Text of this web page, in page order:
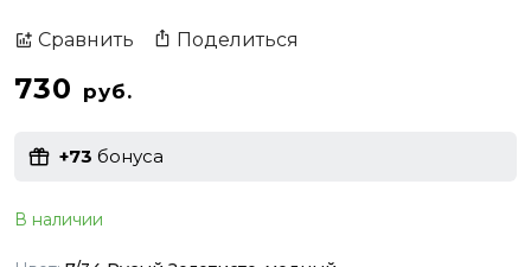
Сравнить Поделиться
730 руб.
+73 бонуса
В наличии